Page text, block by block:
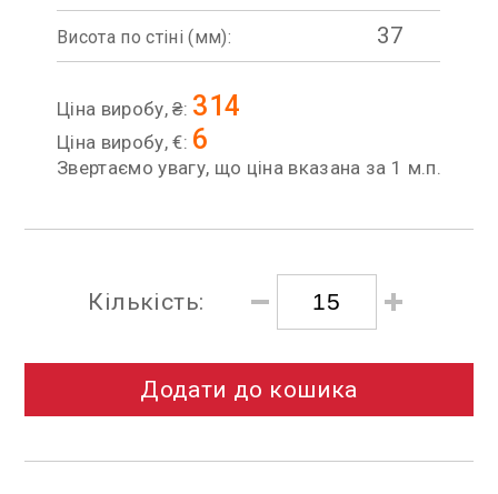
Висота по стіні (мм): 37
Ціна виробу, ₴: 314
Ціна виробу, €: 6
Звертаємо увагу, що ціна вказана за 1 м.п.
Кількість:
Додати до кошика